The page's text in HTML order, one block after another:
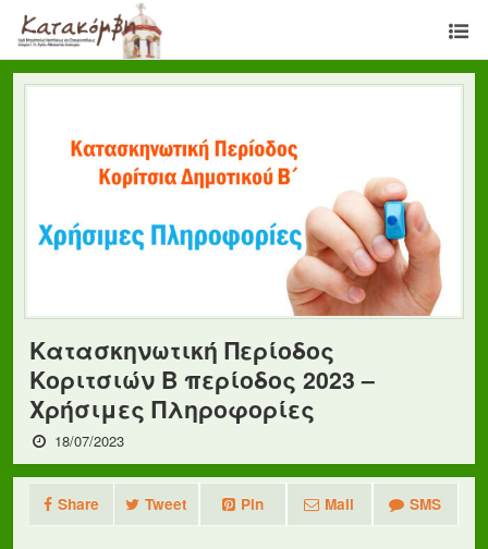
Κατασκηνωτική Περίοδος
Κοριτσιών Β περίοδος 2023 –
Χρήσιμες Πληροφορίες
18/07/2023
Share Tweet Pin Mail SMS